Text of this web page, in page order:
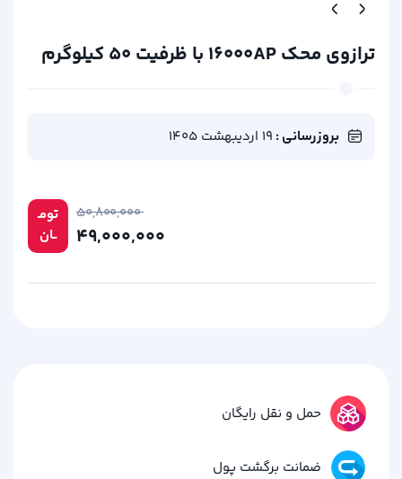
ترازوی محک 16000AP با ظرفیت 50 کیلوگرم
بروزرسانی : 19 اردیبهشت 1405
تومـ
ــان
۵۰,۸۰۰,۰۰۰
حمل و نقل رایگان
ضمانت برگشت پول